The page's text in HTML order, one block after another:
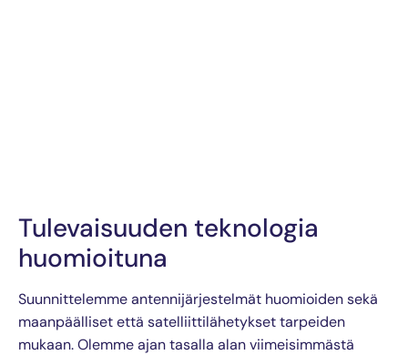
Tulevaisuuden teknologia
huomioituna
Suunnittelemme antennijärjestelmät huomioiden sekä
maanpäälliset että satelliittilähetykset tarpeiden
mukaan. Olemme ajan tasalla alan viimeisimmästä